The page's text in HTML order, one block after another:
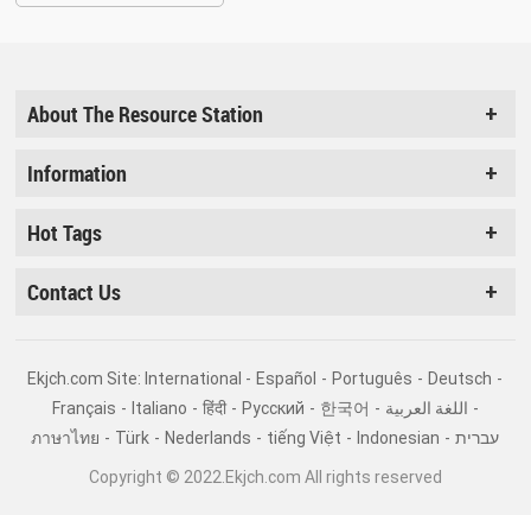
About The Resource Station
Information
Hot Tags
Contact Us
Ekjch.com Site: International - Español - Português - Deutsch -
Français - Italiano - हिंदी - Pусский - 한국어 - اللغة العربية -
ภาษาไทย - Türk - Nederlands - tiếng Việt - Indonesian - עברית
Copyright © 2022.Ekjch.com All rights reserved